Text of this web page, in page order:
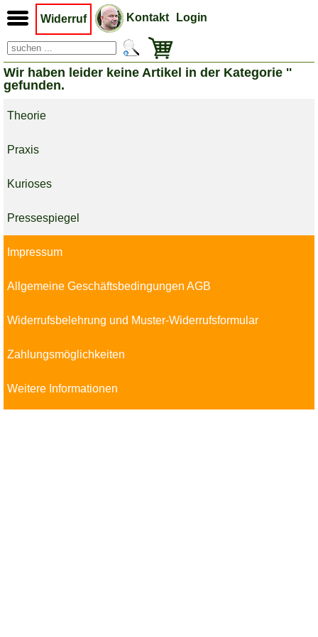
Widerruf Kontakt Login
Wir haben leider keine Artikel in der Kategorie ''
gefunden.
Theorie
Praxis
Kurioses
Pressespiegel
Impressum
Allgemeine Geschäftsbedingungen AGB
Widerrufsbelehrung und Muster-Widerrufsformular
Zahlungsmöglichkeiten
Weitere Informationen